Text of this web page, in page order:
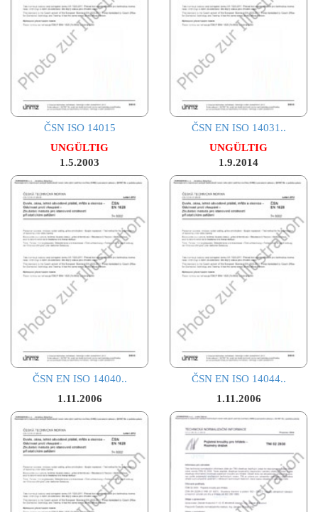
ČSN ISO 14015
UNGÜLTIG
1.5.2003
ČSN EN ISO 14031..
UNGÜLTIG
1.9.2014
ČSN EN ISO 14040..
1.11.2006
ČSN EN ISO 14044..
1.11.2006